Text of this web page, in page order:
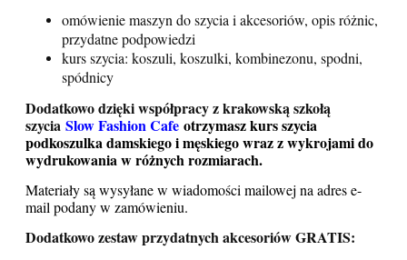
omówienie maszyn do szycia i akcesoriów, opis różnic,
przydatne podpowiedzi
kurs szycia: koszuli, koszulki, kombinezonu, spodni,
spódnicy
Dodatkowo dzięki współpracy z krakowską szkołą
szycia Slow Fashion Cafe otrzymasz kurs szycia
podkoszulka damskiego i męskiego wraz z wykrojami do
wydrukowania w różnych rozmiarach.
Materiały są wysyłane w wiadomości mailowej na adres e-
mail podany w zamówieniu.
Dodatkowo zestaw przydatnych akcesoriów GRATIS: